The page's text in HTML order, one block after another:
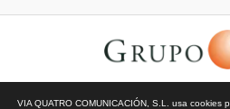
VIA QUATRO COMUNICACIÓN, S.L. usa cookies